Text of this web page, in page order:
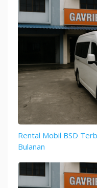
Rental Mobil BSD
Bulanan